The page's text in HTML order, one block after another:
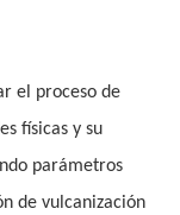
el proceso de
físicas y su
parámetros
de vulcanización